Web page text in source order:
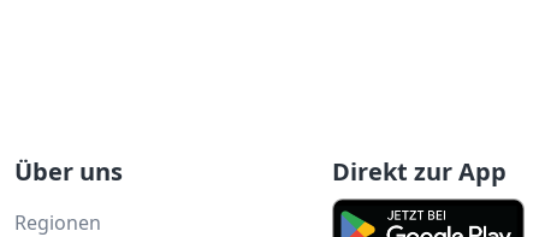
Über uns
Regionen
Direkt zur App